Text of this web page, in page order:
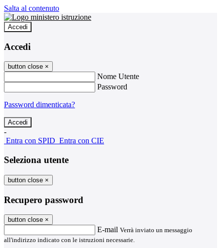
Salta al contenuto
Accedi
Accedi
button close ×
Nome Utente
Password
Password dimenticata?
-
Entra con SPID Entra con CIE
Seleziona utente
button close ×
Recupero password
button close ×
E-mail Verrà inviato un messaggio
all'indirizzo indicato con le istruzioni necessarie.